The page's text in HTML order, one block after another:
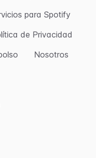
para Spotify
de Privacidad
Nosotros